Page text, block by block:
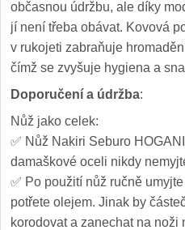
občasnou údržbu, ale díky
jí není třeba obávat. Kovová
v rukojeti zabraňuje
čímž se zvyšuje hygiena a
Doporučení a údržba:
Nůž jako celek:
✅ Nůž Nakiri Seburo
damaškové oceli nikdy
✅ Po použití nůž ručně
potřete olejem. Jinak by
korodovat a zanechat na noži